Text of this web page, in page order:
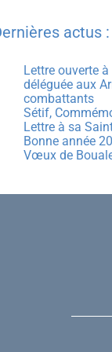
actus :
Lettre ouverte
déléguée aux
combattants
Sétif,
Lettre à sa
Bonne année
Vœux de